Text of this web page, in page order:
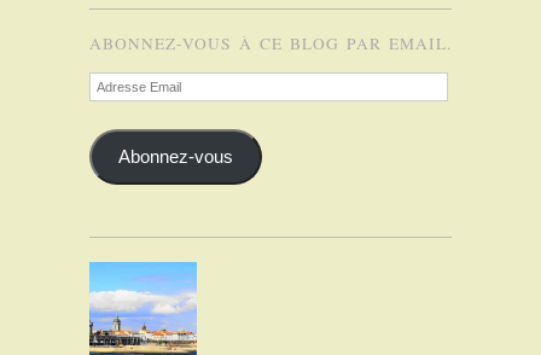
ABONNEZ-VOUS À CE BLOG PAR EMAIL.
Adresse
Email
Abonnez-vous